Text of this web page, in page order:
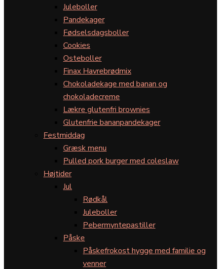
Juleboller
Pandekager
Fødselsdagsboller
Cookies
Osteboller
Finax Havrebrødmix
Chokoladekage med banan og
chokoladecreme
Lækre glutenfri brownies
Glutenfrie bananpandekager
Festmiddag
Græsk menu
Pulled pork burger med coleslaw
Højtider
Jul
Rødkål
Juleboller
Pebermyntepastiller
Påske
Påskefrokost hygge med familie og
venner